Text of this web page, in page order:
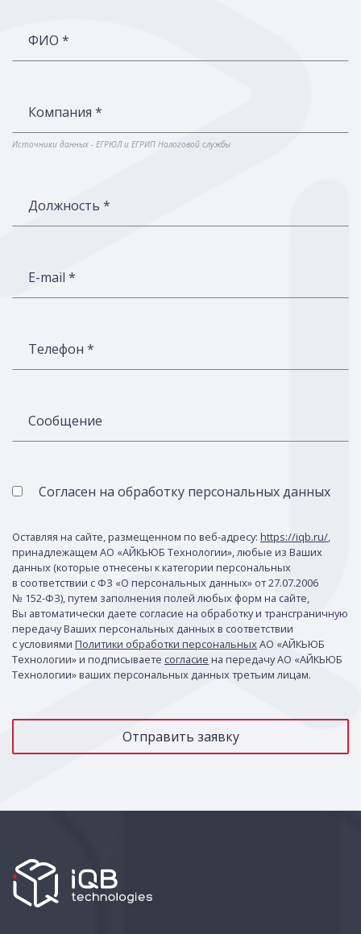
ФИО *
Компания *
Источники данных - ЕГРЮЛ и ЕГРИП Налоговой службы
Должность *
E-mail *
Телефон *
Сообщение
Согласен на обработку персональных данных
Оставляя на сайте, размещенном по веб-адресу: https://iqb.ru/,
принадлежащем АО «АЙКЬЮБ Технологии», любые из Ваших
данных (которые отнесены к категории персональных
в соответствии с ФЗ «О персональных данных» от 27.07.2006
№ 152-ФЗ), путем заполнения полей любых форм на сайте,
Вы автоматически даете согласие на обработку и трансграничную
передачу Ваших персональных данных в соответствии
с условиями Политики обработки персональныхАО «АЙКЬЮБ
Технологии» и подписываете согласие на передачу АО «АЙКЬЮБ
Технологии» ваших персональных данных третьим лицам.